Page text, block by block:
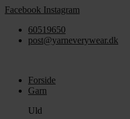
Videre
indhold
Facebook Instagram
60519650
post@yarneverywear.dk
Forside
Garn
Uld